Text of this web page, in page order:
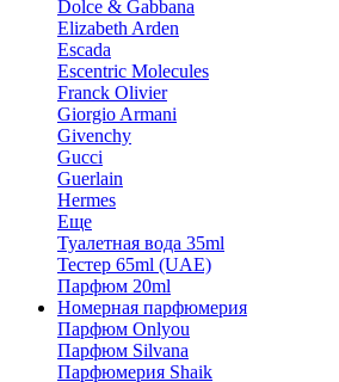
Dolce & Gabbana
Elizabeth Arden
Escada
Escentric Molecules
Franck Olivier
Giorgio Armani
Givenchy
Gucci
Guerlain
Hermes
Еще
Туалетная вода 35ml
Тестер 65ml (UAE)
Парфюм 20ml
Номерная парфюмерия
Парфюм Onlyou
Парфюм Silvana
Парфюмерия Shaik